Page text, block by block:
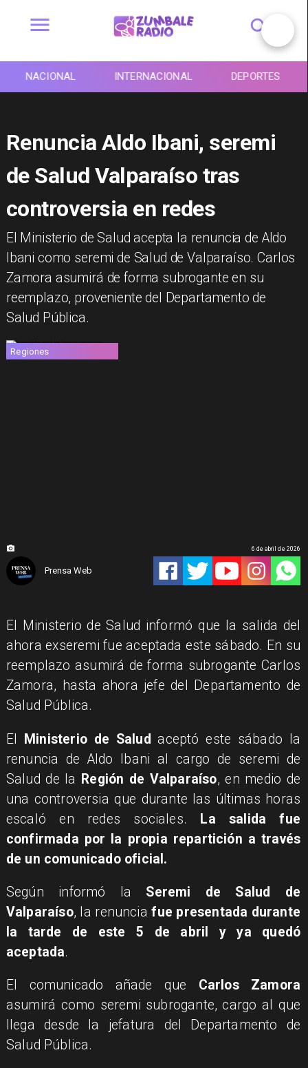
NACIONAL INTERNACIONAL DEPORTES
Renuncia Aldo Ibani, seremi
de Salud Valparaíso tras
controversia en redes
El Ministerio de Salud acepta la renuncia de Aldo
Ibani como seremi de Salud de Valparaíso. Carlos
Zamora asumirá de forma subrogante en su
reemplazo, proveniente del Departamento de
Salud Pública.
Regiones
Prensa Web
6 de abril de 2026
El Ministerio de Salud informó que la salida del
ahora exseremi fue aceptada este sábado. En su
reemplazo asumirá de forma subrogante Carlos
Zamora, hasta ahora jefe del Departamento de
Salud Pública.
El Ministerio de Salud aceptó este sábado la
renuncia de Aldo Ibani al cargo de seremi de
Salud de la Región de Valparaíso, en medio de
una controversia que durante las últimas horas
escaló en redes sociales.
La salida fue
confirmada por la propia repartición a través
de un comunicado oficial.
Según informó la Seremi de Salud de
Valparaíso, la renuncia fue presentada durante
la tarde de este 5 de abril y ya quedó
aceptada.
El comunicado añade que Carlos Zamora
asumirá como seremi subrogante, cargo al que
llega desde la jefatura del Departamento de
Salud Pública.